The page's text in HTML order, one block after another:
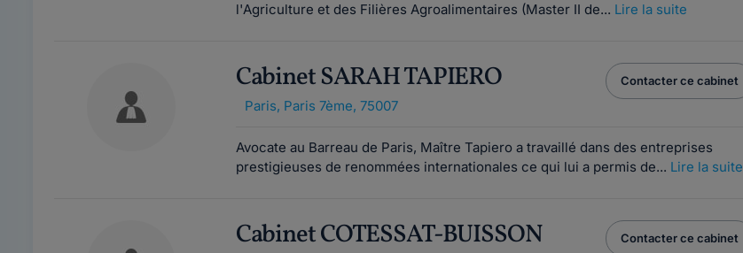
l'Agriculture et des Filières Agroalimentaires (Master II de... Lire la suite
Cabinet SARAH TAPIERO
Paris, Paris 7ème, 75007
Contacter ce cabinet
Avocate au Barreau de Paris, Maître Tapiero a travaillé dans des entreprises
prestigieuses de renommées internationales ce qui lui a permis de... Lire la suite
Cabinet COTESSAT-BUISSON Contacter ce cabinet